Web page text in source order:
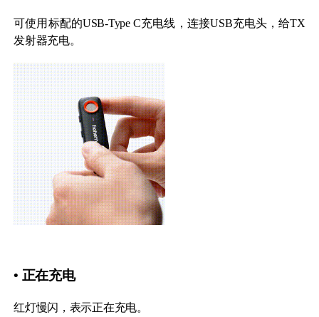
可使用标配的USB-Type C充电线，连接USB充电头，给TX
发射器充电。
• 正在充电
红灯慢闪，表示正在充电。